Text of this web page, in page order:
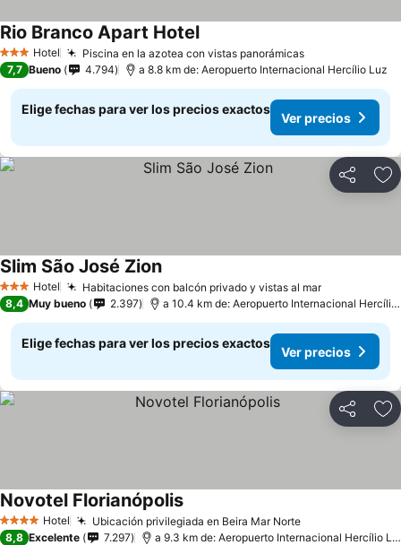
3 Estrellas
Hotel Piscina en la azotea con vistas panorámicasVer precios
Rio Branco Apart HotelVer precios
7,7 Bueno 4.794 a 8.8 km de: Aeropuerto Internacional Hercílio Luz
Elige fechas para ver los precios exactos
Ver precios
Compartir
3 Estrellas
Hotel Habitaciones con balcón privado y vistas al marVer precios
Slim São José ZionVer precios
8,4 Muy bueno 2.397 a 10.4 km de: Aeropuerto Internacional Hercílio
Elige fechas para ver los precios exactos
Ver precios
Compartir
4 EstrellasHotel Ubicación privilegiada en Beira Mar NorteVer precios
Novotel FlorianópolisVer precios
8,8 Excelente 7.297 a 9.3 km de: Aeropuerto Internacional Hercílio